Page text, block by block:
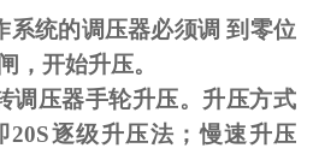
系统的调压器必须调 到零位
，开始升压。
调压器手轮升压。升压方式
20S逐级升压法；慢速升压